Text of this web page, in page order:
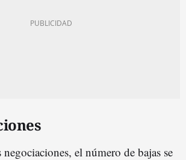
el número de bajas se